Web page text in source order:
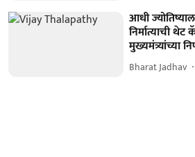
आधी
निर्मात्याची थेट
मुख्यमंत्र्यांच्या
Bharat Jadhav